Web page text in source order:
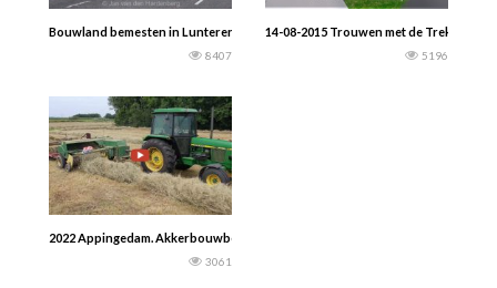
Bouwland bemesten in Lunteren met een Massey Ferguson 7618 Dyna-VT van
8407
14-08-2015 Trouwen met de Trekker in
5196
2022 Appingedam. Akkerbouwbedrijf Jan Hofman persen van hooi met de
3061